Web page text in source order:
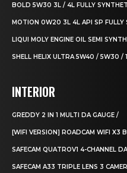
BOLD 5W30 3L / 4L FULLY
MOTION 0W20 3L 4L API SP FULLY
LIQUI MOLY ENGINE OIL SEMI
SHELL HELIX ULTRA 5W40 / 5W30 /
INTERIOR
GREDDY 2 IN 1 MULTI DA GAUGE /
[WIFI VERSION] ROADCAM WIFI X3
SAFECAM QUATROV1 4-CHANNEL
SAFECAM A33 TRIPLE LENS 3